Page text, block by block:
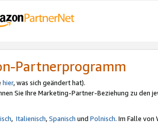
Partnerprogramm
hier, was sich geändert hat).
Sie Ihre Marketing-Partner-Beziehung zu den
, Italienisch,Spanisch und Polnisch. Im Falle von